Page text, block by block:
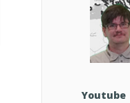
Youtube